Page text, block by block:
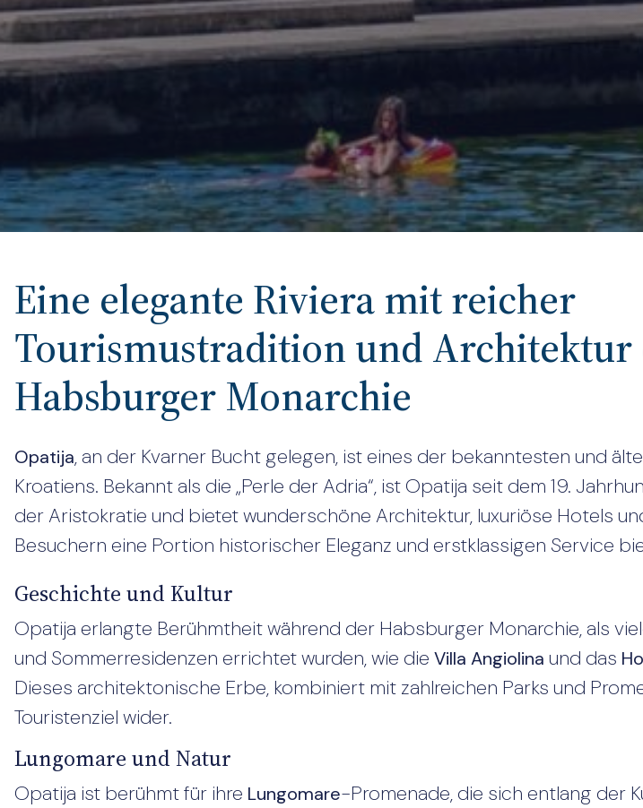
Eine elegante Riviera mit reicher
Tourismustradition und Architektur
Habsburger Monarchie
Opatija, an der Kvarner Bucht gelegen, ist eines der bekanntesten und
Kroatiens. Bekannt als die „Perle der Adria“, ist Opatija seit dem 19.
der Aristokratie und bietet wunderschöne Architektur, luxuriöse Hotels
Besuchern eine Portion historischer Eleganz und erstklassigen Service
Geschichte und Kultur
Opatija erlangte Berühmtheit während der Habsburger Monarchie, als
und Sommerresidenzen errichtet wurden, wie die Villa Angiolina und das
Dieses architektonische Erbe, kombiniert mit zahlreichen Parks und
Touristenziel wider.
Lungomare und Natur
Opatija ist berühmt für ihre Lungomare-Promenade, die sich entlang der